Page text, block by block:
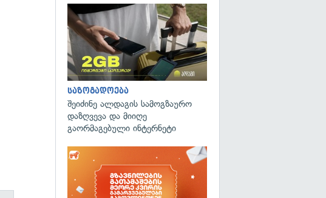
საზოგადოება
შეიძინე ალდაგის სამოგზაურო
დაზღვევა და მიიღე
გაორმაგებული ინტერნეტი